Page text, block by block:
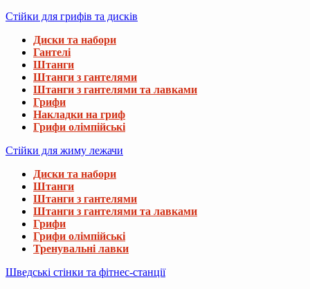
Стійки для грифів та дисків
Диски та набори
Гантелі
Штанги
Штанги з гантелями
Штанги з гантелями та лавками
Грифи
Накладки на гриф
Грифи олімпійські
Стійки для жиму лежачи
Диски та набори
Штанги
Штанги з гантелями
Штанги з гантелями та лавками
Грифи
Грифи олімпійські
Тренувальні лавки
Шведські стінки та фітнес-станції